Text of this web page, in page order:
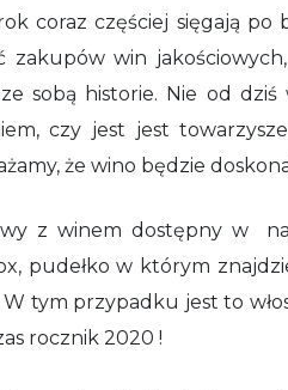
coraz częściej sięgają po
zakupów win
sobą historie. Nie od
czy jest jest
że wino będzie
z winem dostępny w
pudełko w którym
tym przypadku jest to
rocznik 2020 !